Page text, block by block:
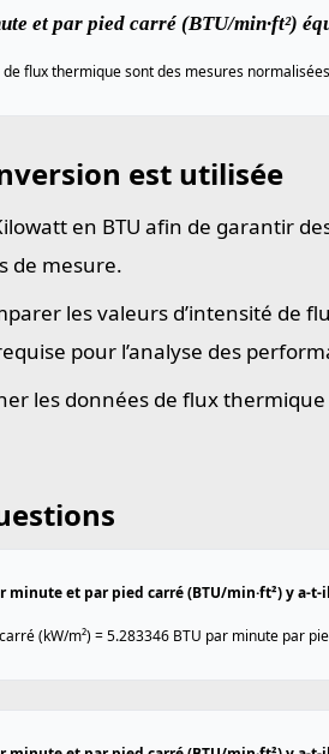
et par pied carré (BTU/min·ft²)
de flux thermique sont des mesures
est utilisée
en BTU afin de garantir
de mesure.
les valeurs d’intensité de
pour l’analyse des
les données de flux
minute et par pied carré (BTU/min·ft²) y a-
(kW/m²) = 5.283346 BTU par minute par